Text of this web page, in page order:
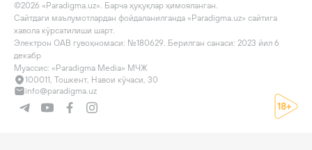
©2026 «Paradigma.uz». Барча ҳуқуқлар ҳимояланган.
Сайтдаги маълумотлардан фойдаланилганда «Paradigma.uz» сайтига
хавола кўрсатилиши шарт.
Электрон ОАВ гувоҳномаси: №180629. Берилган санаси: 2023 йил 6
декабр
Муассис: «Paradigma Media» МЧЖ
100011, Тошкент, Навои кўчаси, 30
info@paradigma.uz